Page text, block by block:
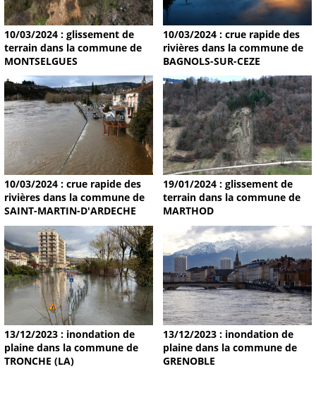
10/03/2024 : glissement de
terrain dans la commune de
MONTSELGUES
10/03/2024 : crue rapide des
rivières dans la commune de
BAGNOLS-SUR-CEZE
10/03/2024 : crue rapide des
rivières dans la commune de
SAINT-MARTIN-D'ARDECHE
19/01/2024 : glissement de
terrain dans la commune de
MARTHOD
13/12/2023 : inondation de
plaine dans la commune de
TRONCHE (LA)
13/12/2023 : inondation de
plaine dans la commune de
GRENOBLE